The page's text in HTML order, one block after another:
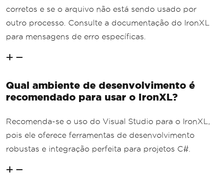
corretos e se o arquivo não está sendo usado por
outro processo. Consulte a documentação do IronXL
para mensagens de erro específicas.
Qual ambiente de desenvolvimento é
recomendado para usar o IronXL?
Recomenda-se o uso do Visual Studio para o IronXL,
pois ele oferece ferramentas de desenvolvimento
robustas e integração perfeita para projetos C#.